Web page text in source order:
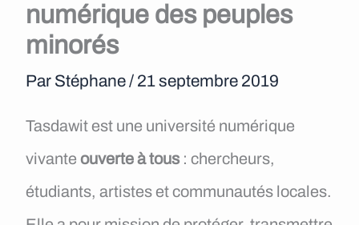
numérique des peuples
minorés
Par Stéphane/ 21 septembre 2019
Tasdawit est une université numérique
vivante ouverte à tous: chercheurs,
étudiants, artistes et communautés locales.